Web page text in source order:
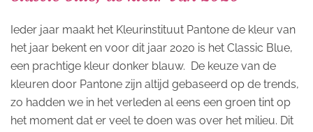
Ieder jaar maakt het Kleurinstituut Pantone de kleur van
het jaar bekent en voor dit jaar 2020 is het Classic Blue,
een prachtige kleur donker blauw. De keuze van de
kleuren door Pantone zijn altijd gebaseerd op de trends,
zo hadden we in het verleden al eens een groen tint op
het moment dat er veel te doen was over het milieu. Dit